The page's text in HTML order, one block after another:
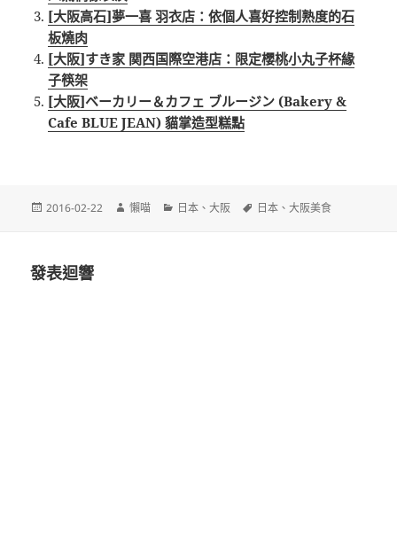
[大阪高石]夢一喜 羽衣店：依個人喜好控制熟度的石
板燒肉
[大阪]すき家 関西国際空港店：限定櫻桃小丸子杯緣
子筷架
[大阪]ベーカリー＆カフェ ブルージン (Bakery &
Cafe BLUE JEAN) 貓掌造型糕點
發
2016-02-22
作
懶喵
分
日本 、大阪
標
日本 、大阪美食
發表迴響